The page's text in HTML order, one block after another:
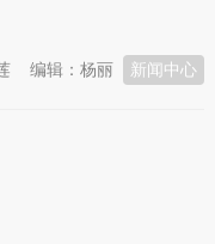
新闻中心
编辑：杨丽